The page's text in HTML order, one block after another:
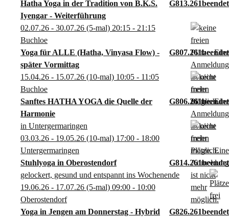
Hatha Yoga in der Tradition von B.K.S.
Iyengar - Weiterführung
G813.261
02.07.26 - 30.07.26 (5-mal) 20:15 - 21:15
Buchloe
Yoga für ALLE (Hatha, Vinyasa Flow) -
später Vormittag
G807.261
15.04.26 - 15.07.26 (10-mal) 10:05 - 11:05
Buchloe
Sanftes HATHA YOGA die Quelle der
Harmonie
G806.261
in Untergermaringen
03.03.26 - 19.05.26 (10-mal) 17:00 - 18:00
Untergermaringen
Stuhlyoga in Oberostendorf
G814.261
gelockert, gesund und entspannt ins Wochenende
19.06.26 - 17.07.26 (5-mal) 09:00 - 10:00
Oberostendorf
Yoga in Jengen am Donnerstag - Hybrid
G826.261